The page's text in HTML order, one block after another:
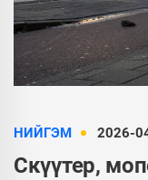
НИЙГЭМ 2026-
Скүүтер,